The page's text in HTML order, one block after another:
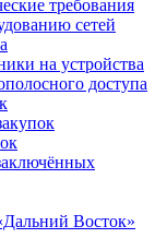
требования
сетей
на устройства
доступа
Восток»